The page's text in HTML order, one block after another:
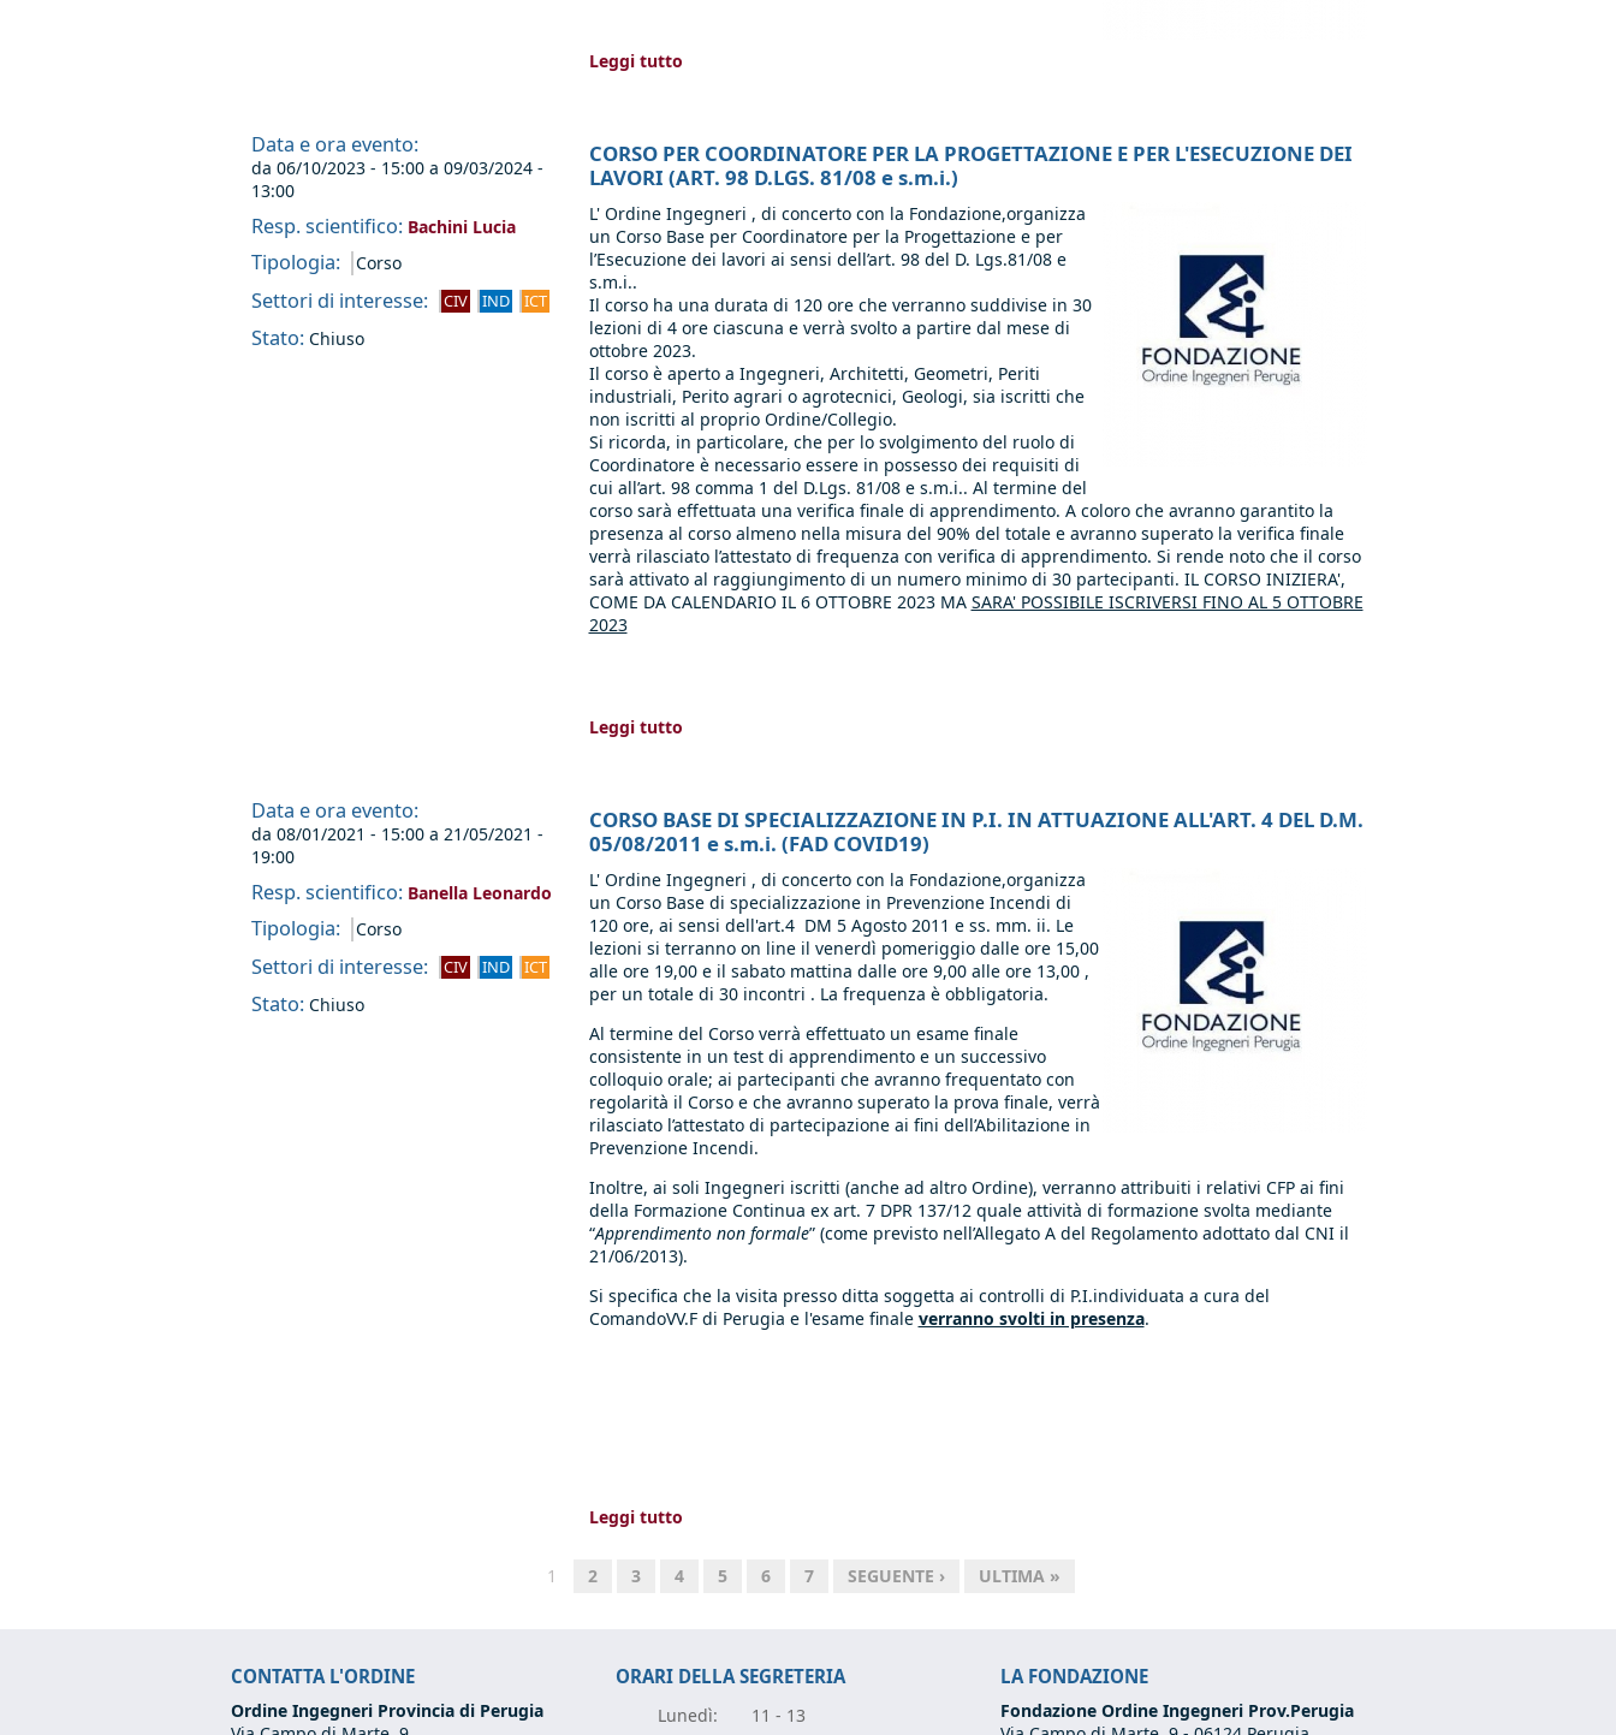
Leggi tutto
Data e ora evento:
da 06/10/2023 - 15:00 a 09/03/2024 -
13:00
Resp. scientifico: Bachini Lucia
Tipologia: Corso
Settori di interesse: CIV IND ICT
Stato: Chiuso
CORSO PER COORDINATORE PER LA PROGETTAZIONE E PER L'ESECUZIONE DEI
LAVORI (ART. 98 D.LGS. 81/08 e s.m.i.)
L' Ordine Ingegneri , di concerto con la Fondazione,organizza
un Corso Base per Coordinatore per la Progettazione e per
l’Esecuzione dei lavori ai sensi dell’art. 98 del D. Lgs.81/08 e
s.m.i..
Il corso ha una durata di 120 ore che verranno suddivise in 30
lezioni di 4 ore ciascuna e verrà svolto a partire dal mese di
ottobre 2023.
Il corso è aperto a Ingegneri, Architetti, Geometri, Periti
industriali, Perito agrari o agrotecnici, Geologi, sia iscritti che
non iscritti al proprio Ordine/Collegio.
Si ricorda, in particolare, che per lo svolgimento del ruolo di
Coordinatore è necessario essere in possesso dei requisiti di
cui all’art. 98 comma 1 del D.Lgs. 81/08 e s.m.i.. Al termine del
corso sarà effettuata una verifica finale di apprendimento. A coloro che avranno garantito la
presenza al corso almeno nella misura del 90% del totale e avranno superato la verifica finale
verrà rilasciato l’attestato di frequenza con verifica di apprendimento. Si rende noto che il corso
sarà attivato al raggiungimento di un numero minimo di 30 partecipanti. IL CORSO INIZIERA',
COME DA CALENDARIO IL 6 OTTOBRE 2023 MA SARA' POSSIBILE ISCRIVERSI FINO AL 5 OTTOBRE
2023
Leggi tutto
Data e ora evento:
da 08/01/2021 - 15:00 a 21/05/2021 -
19:00
Resp. scientifico: Banella Leonardo
Tipologia: Corso
Settori di interesse: CIV IND ICT
Stato: Chiuso
CORSO BASE DI SPECIALIZZAZIONE IN P.I. IN ATTUAZIONE ALL'ART. 4 DEL D.M.
05/08/2011 e s.m.i. (FAD COVID19)
L' Ordine Ingegneri , di concerto con la Fondazione,organizza
un Corso Base di specializzazione in Prevenzione Incendi di
120 ore, ai sensi dell'art.4 DM 5 Agosto 2011 e ss. mm. ii. Le
lezioni si terranno on line il venerdì pomeriggio dalle ore 15,00
alle ore 19,00 e il sabato mattina dalle ore 9,00 alle ore 13,00 ,
per un totale di 30 incontri . La frequenza è obbligatoria.
Al termine del Corso verrà effettuato un esame finale
consistente in un test di apprendimento e un successivo
colloquio orale; ai partecipanti che avranno frequentato con
regolarità il Corso e che avranno superato la prova finale, verrà
rilasciato l’attestato di partecipazione ai fini dell’Abilitazione in
Prevenzione Incendi.
Inoltre, ai soli Ingegneri iscritti (anche ad altro Ordine), verranno attribuiti i relativi CFP ai fini
della Formazione Continua ex art. 7 DPR 137/12 quale attività di formazione svolta mediante
“Apprendimento non formale” (come previsto nell’Allegato A del Regolamento adottato dal CNI il
21/06/2013).
Si specifica che la visita presso ditta soggetta ai controlli di P.I.individuata a cura del
ComandoVV.F di Perugia e l'esame finale verranno svolti in presenza.
Leggi tutto
1 2 3 4 5 6 7 SEGUENTE › ULTIMA »
CONTATTA L'ORDINE
Ordine Ingegneri Provincia di Perugia
ORARI DELLA SEGRETERIA
Lunedì: 11 - 13
LA FONDAZIONE
Fondazione Ordine Ingegneri Prov.Perugia